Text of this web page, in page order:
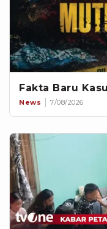
Fakta Baru
News 7/08/2026